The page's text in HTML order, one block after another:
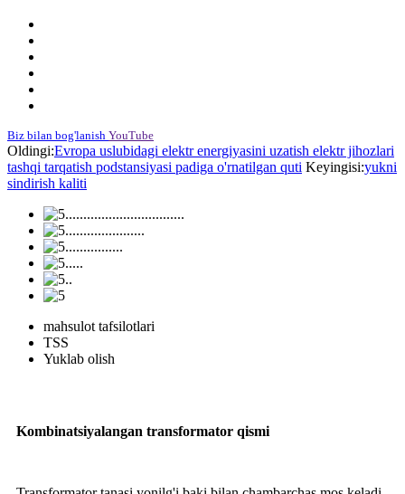
Biz bilan bog'lanish YouTube
Oldingi:Evropa uslubidagi elektr energiyasini uzatish elektr jihozlari
tashqi tarqatish podstansiyasi padiga o'rnatilgan quti Keyingisi:yukni
sindirish kaliti
mahsulot tafsilotlari
TSS
Yuklab olish
Kombinatsiyalangan transformator qismi